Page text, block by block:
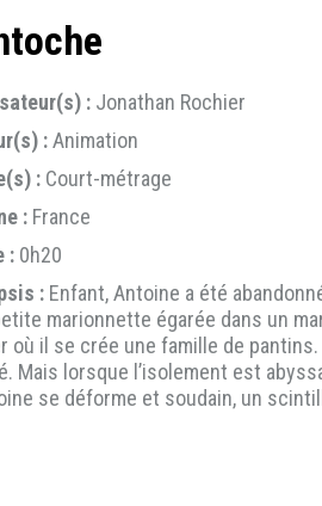
: Jonathan Rochier
:Animation
: Court-métrage
: France
: 0h20
: Enfant, Antoine a été
marionnette égarée dans un
où il se crée une famille de
Mais lorsque l’isolement est
se déforme et soudain, un